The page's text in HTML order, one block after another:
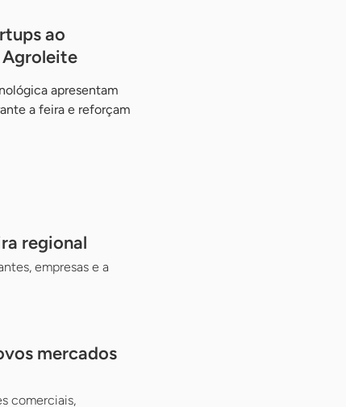
ao
apresentam
a feira e reforçam
regional
empresas e a
mercados
comerciais,